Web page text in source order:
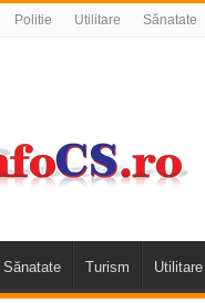
Politie Utilitare Sănatate
Sănatate Turism Utilitare